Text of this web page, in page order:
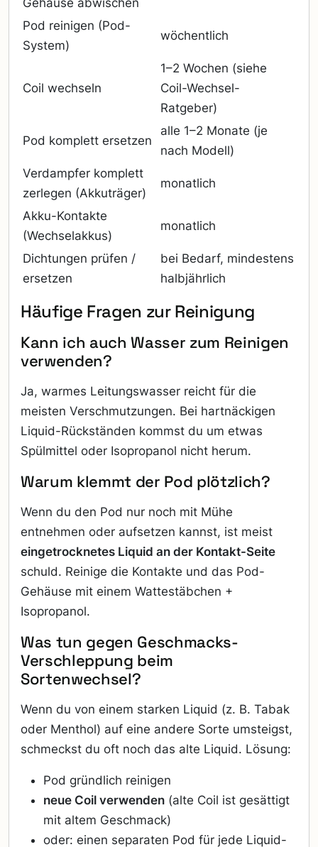
Gehäuse abwischen
Pod reinigen (Pod-
System)
wöchentlich
Coil wechseln
1–2 Wochen (siehe
Coil-Wechsel-
Ratgeber)
Pod komplett ersetzen
alle 1–2 Monate (je
nach Modell)
Verdampfer komplett
zerlegen (Akkuträger)
monatlich
Akku-Kontakte
(Wechselakkus)
monatlich
Dichtungen prüfen /
ersetzen
bei Bedarf, mindestens
halbjährlich
Häufige Fragen zur Reinigung
Kann ich auch Wasser zum Reinigen
verwenden?
Ja, warmes Leitungswasser reicht für die
meisten Verschmutzungen. Bei hartnäckigen
Liquid-Rückständen kommst du um etwas
Spülmittel oder Isopropanol nicht herum.
Warum klemmt der Pod plötzlich?
Wenn du den Pod nur noch mit Mühe
entnehmen oder aufsetzen kannst, ist meist
eingetrocknetes Liquid an der Kontakt-Seite
schuld. Reinige die Kontakte und das Pod-
Gehäuse mit einem Wattestäbchen +
Isopropanol.
Was tun gegen Geschmacks-
Verschleppung beim
Sortenwechsel?
Wenn du von einem starken Liquid (z. B. Tabak
oder Menthol) auf eine andere Sorte umsteigst,
schmeckst du oft noch das alte Liquid. Lösung:
Pod gründlich reinigen
neue Coil verwenden (alte Coil ist gesättigt
mit altem Geschmack)
oder: einen separaten Pod für jede Liquid-